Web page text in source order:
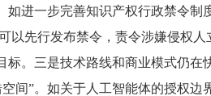
如进一步完善知识产权行政禁令
先行发布禁令，责令涉嫌侵权人
标。三是技术路线和商业模式仍在
间”。如关于人工智能体的授权边